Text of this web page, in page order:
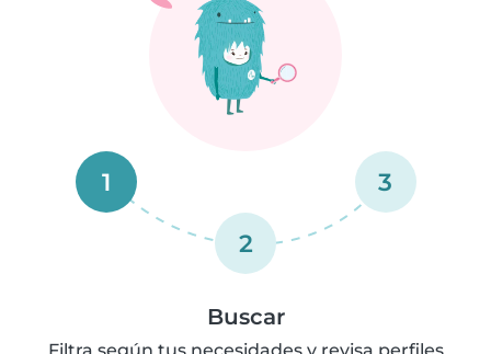
1
2
3
Buscar